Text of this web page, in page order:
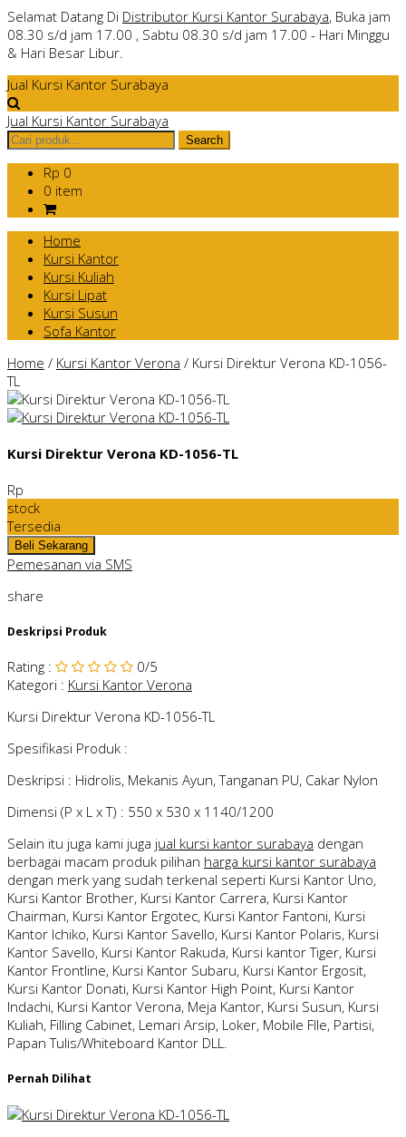
Selamat Datang Di Distributor Kursi Kantor Surabaya, Buka jam
08.30 s/d jam 17.00 , Sabtu 08.30 s/d jam 17.00 - Hari Minggu
& Hari Besar Libur.
Jual Kursi Kantor Surabaya
Jual Kursi Kantor Surabaya
Rp 0
0 item
Home
Kursi Kantor
Kursi Kuliah
Kursi Lipat
Kursi Susun
Sofa Kantor
Home / Kursi Kantor Verona / Kursi Direktur Verona KD-1056-
TL
Kursi Direktur Verona KD-1056-TL
Rp
stock
Tersedia
Pemesanan via SMS
share
Deskripsi Produk
Rating : 0/5
Kategori : Kursi Kantor Verona
Kursi Direktur Verona KD-1056-TL
Spesifikasi Produk :
Deskripsi : Hidrolis, Mekanis Ayun, Tanganan PU, Cakar Nylon
Dimensi (P x L x T) : 550 x 530 x 1140/1200
Selain itu juga kami juga jual kursi kantor surabaya dengan
berbagai macam produk pilihan harga kursi kantor surabaya
dengan merk yang sudah terkenal seperti Kursi Kantor Uno,
Kursi Kantor Brother, Kursi Kantor Carrera, Kursi Kantor
Chairman, Kursi Kantor Ergotec, Kursi Kantor Fantoni, Kursi
Kantor Ichiko, Kursi Kantor Savello, Kursi Kantor Polaris, Kursi
Kantor Savello, Kursi Kantor Rakuda, Kursi kantor Tiger, Kursi
Kantor Frontline, Kursi Kantor Subaru, Kursi Kantor Ergosit,
Kursi Kantor Donati, Kursi Kantor High Point, Kursi Kantor
Indachi, Kursi Kantor Verona, Meja Kantor, Kursi Susun, Kursi
Kuliah, Filling Cabinet, Lemari Arsip, Loker, Mobile FIle, Partisi,
Papan Tulis/Whiteboard Kantor DLL.
Pernah Dilihat